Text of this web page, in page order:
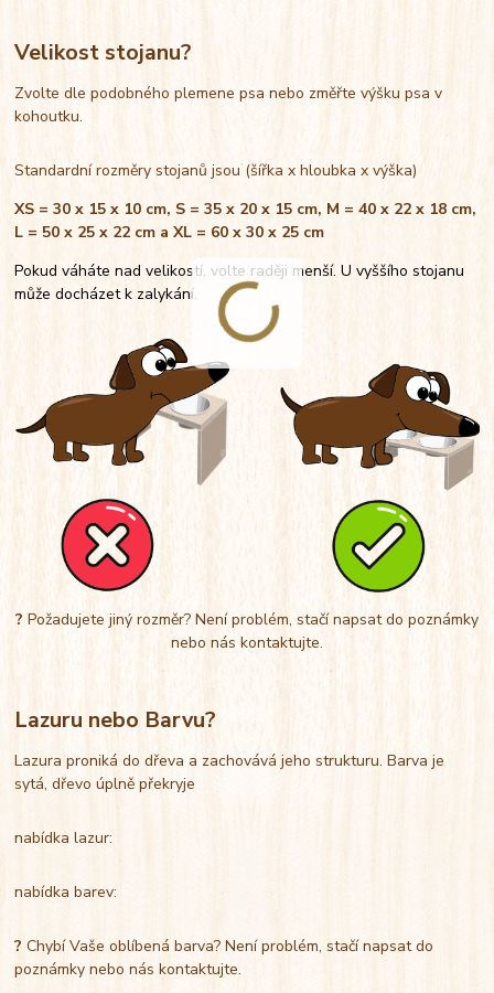
Velikost stojanu?
Zvolte dle podobného plemene psa nebo změřte výšku psa v
kohoutku.
Standardní rozměry stojanů jsou (šířka x hloubka x výška)
XS = 30 x 15 x 10 cm, S = 35 x 20 x 15 cm, M = 40 x 22 x 18 cm,
L = 50 x 25 x 22 cm a XL = 60 x 30 x 25 cm
Pokud váháte nad velikostí, volte raději menší. U vyššího stojanu
může docházet k zalykání.
? Požadujete jiný rozměr? Není problém, stačí napsat do poznámky
nebo nás kontaktujte.
Lazuru nebo Barvu?
Lazura proniká do dřeva a zachovává jeho strukturu. Barva je
sytá, dřevo úplně překryje
nabídka lazur:
nabídka barev:
?Chybí Vaše oblíbená barva? Není problém, stačí napsat do
poznámky nebo nás kontaktujte.